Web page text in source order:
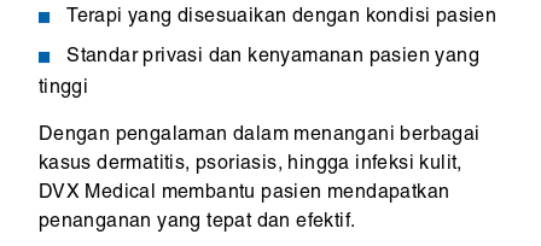
Terapi yang disesuaikan dengan kondisi pasien
Standar privasi dan kenyamanan pasien yang
tinggi
Dengan pengalaman dalam menangani berbagai
kasus dermatitis, psoriasis, hingga infeksi kulit,
DVX Medical membantu pasien mendapatkan
penanganan yang tepat dan efektif.